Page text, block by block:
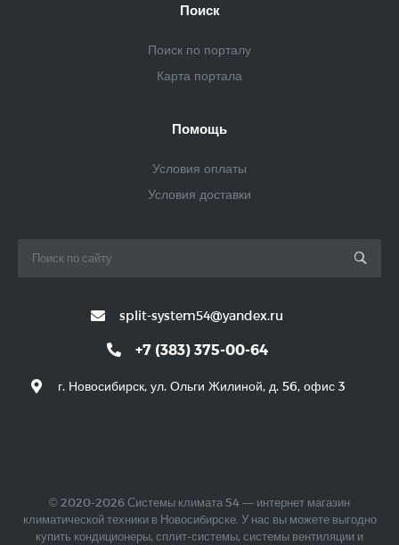
Поиск
Поиск по порталу
Карта портала
Помощь
Условия оплаты
Условия доставки
split-system54@yandex.ru
+7 (383) 375-00-64
г. Новосибирск, ул. Ольги Жилиной, д. 56, офис 3
© 2020-2026 Системы климата 54 — интернет магазин
климатической техники в Новосибирске. У нас вы можете выгодно
купить кондиционеры, сплит-системы, системы вентиляции и